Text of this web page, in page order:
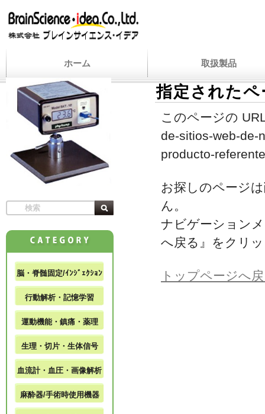
ホーム 取扱製品
指定された
このページの
de-sitios-web-de-
producto-
お探しのページ
ん。
ナビゲーション
へ戻る』をクリ
トップページへ
脳・脊髄固定/ｲﾝｼﾞｪｸｼｮﾝ
行動解析・記憶学習
運動機能・鎮痛・薬理
生理・切片・生体信号
血流計・血圧・画像解析
麻酔器/手術時使用機器